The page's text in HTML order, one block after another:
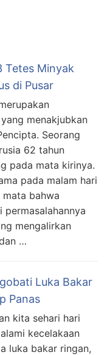
Tetes Minyak
di Pusar
menakjubkan
Seorang
62 tahun
pada mata kirinya.
pada malam hari
bahwa
mengalirkan
…
Luka Bakar
Panas
kita sehari hari
kecelakaan
luka bakar ringan,